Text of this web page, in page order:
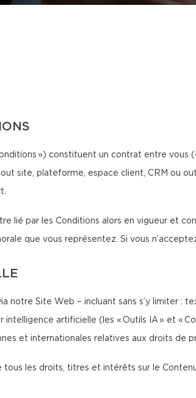
») constituent un contrat entre vous
site, plateforme, espace client, CRM ou
lié par les Conditions alors en vigueur et
que vous représentez. Si vous
notre Site Web – incluant sans s’y limiter :
artificielle (les « Outils IA » et «
et internationales relatives aux droits de
les droits, titres et intérêts sur le